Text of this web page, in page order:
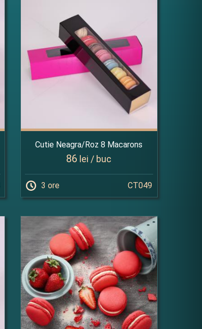
Cutie Neagra/Roz 8 Macarons
86 lei / buc
3 ore CT049